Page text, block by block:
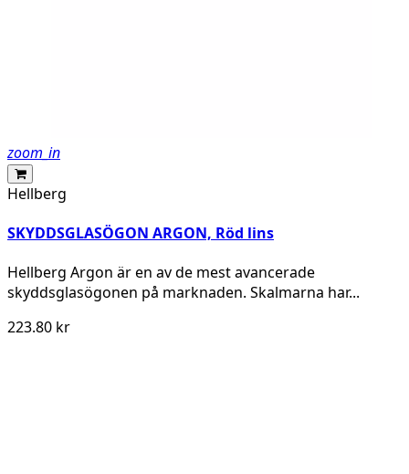
zoom_in
Hellberg
SKYDDSGLASÖGON ARGON, Röd lins
Hellberg Argon är en av de mest avancerade
skyddsglasögonen på marknaden. Skalmarna har...
223.80 kr